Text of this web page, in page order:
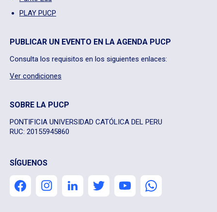
PLAY PUCP
PUBLICAR UN EVENTO EN LA AGENDA PUCP
Consulta los requisitos en los siguientes enlaces:
Ver condiciones
SOBRE LA PUCP
PONTIFICIA UNIVERSIDAD CATÓLICA DEL PERU
RUC: 20155945860
SÍGUENOS